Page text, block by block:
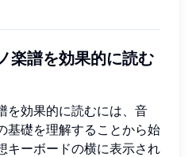
楽譜を効果的に読む
を効果的に読むには、音
基礎を理解することから始
キーボードの横に表示され